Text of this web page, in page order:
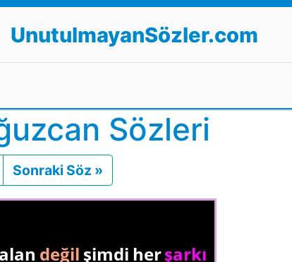
UnutulmayanSözler.com
Sözleri
Önceki
Sonraki Söz »